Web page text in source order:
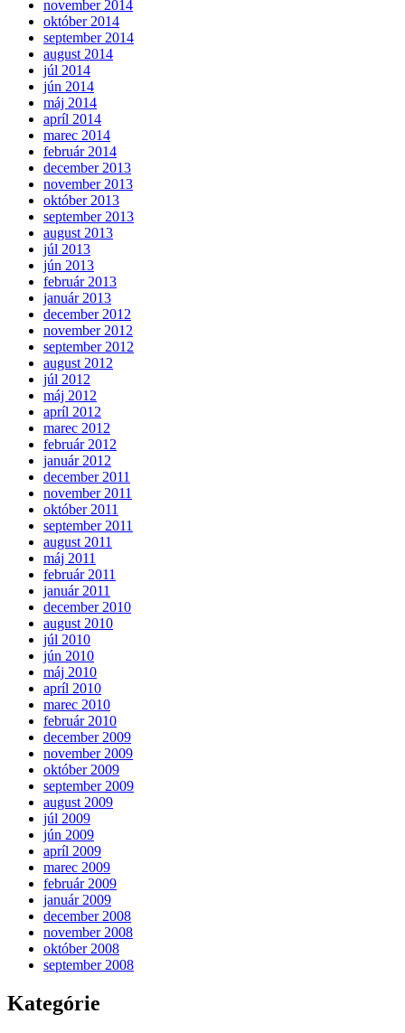
november 2014
október 2014
september 2014
august 2014
júl 2014
jún 2014
máj 2014
apríl 2014
marec 2014
február 2014
december 2013
november 2013
október 2013
september 2013
august 2013
júl 2013
jún 2013
február 2013
január 2013
december 2012
november 2012
september 2012
august 2012
júl 2012
máj 2012
apríl 2012
marec 2012
február 2012
január 2012
december 2011
november 2011
október 2011
september 2011
august 2011
máj 2011
február 2011
január 2011
december 2010
august 2010
júl 2010
jún 2010
máj 2010
apríl 2010
marec 2010
február 2010
december 2009
november 2009
október 2009
september 2009
august 2009
júl 2009
jún 2009
apríl 2009
marec 2009
február 2009
január 2009
december 2008
november 2008
október 2008
september 2008
Kategórie